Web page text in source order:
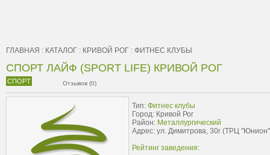
ГЛАВНАЯ : КАТАЛОГ : КРИВОЙ РОГ : ФИТНЕС КЛУБЫ
СПОРТ ЛАЙФ (SPORT LIFE) КРИВОЙ РОГ
СПОРТ Отзывов (0)
Тип: Фитнес клубы
Город: Кривой Рог
Район: Металлургический
Адрес: ул. Димитрова, 30г (ТРЦ
Рейтинг заведения: